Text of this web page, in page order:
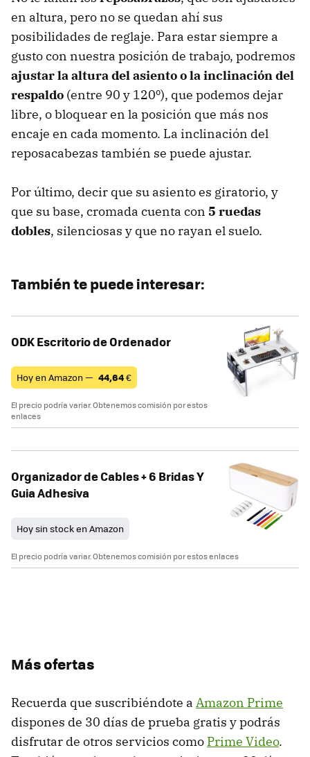
en altura, pero no se quedan ahí sus
posibilidades de reglaje. Para estar siempre a
gusto con nuestra posición de trabajo, podremos
ajustar la altura del asiento o la inclinación del
respaldo (entre 90 y 120º), que podemos dejar
libre, o bloquear en la posición que más nos
encaje en cada momento. La inclinación del
reposacabezas también se puede ajustar.
Por último, decir que su asiento es giratorio, y
que su base, cromada cuenta con 5 ruedas
dobles, silenciosas y que no rayan el suelo.
También te puede interesar:
ODK Escritorio de Ordenador
Hoy en Amazon — 44,64€
El precio podría variar. Obtenemos comisión por estos
enlaces
Organizador de Cables + 6 Bridas Y
Guia Adhesiva
Hoy sin stock en Amazon
El precio podría variar. Obtenemos comisión por estos enlaces
Más ofertas
Recuerda que suscribiéndote a Amazon Prime
dispones de 30 días de prueba gratis y podrás
disfrutar de otros servicios como Prime Video.